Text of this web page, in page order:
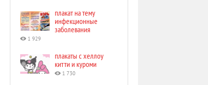
плакат на тему
инфекционные
заболевания
1 929
плакаты с хеллоу
китти и куроми
1 730